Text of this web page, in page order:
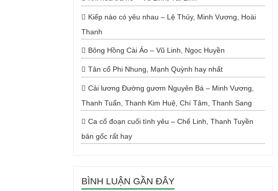
Kiếp nào có yêu nhau – Lệ Thủy, Minh Vương, Hoài
Thanh
Bông Hồng Cài Áo – Vũ Linh, Ngọc Huyền
Tân cổ Phi Nhung, Mạnh Quỳnh hay nhất
Cải lương Đường gươm Nguyên Bá – Minh Vương,
Thanh Tuấn, Thanh Kim Huệ, Chí Tâm, Thanh Sang
Ca cổ đoạn cuối tình yêu – Chế Linh, Thanh Tuyền
bản gốc rất hay
BÌNH LUẬN GẦN ĐÂY